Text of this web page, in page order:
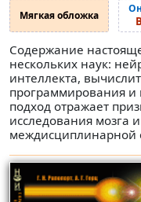
Мягкая обложка
Содержание
нескольких наук:
интеллекта,
программирования и
подход отражает
исследования мозга
междисциплинарной